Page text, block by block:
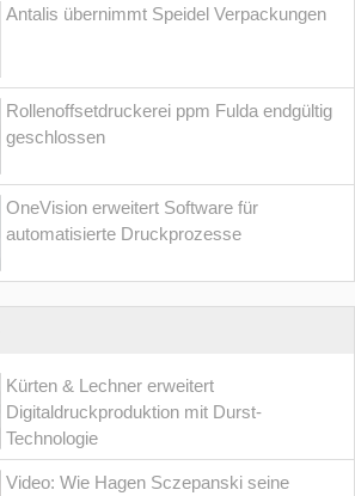
Antalis übernimmt Speidel Verpackungen
Rollenoffsetdruckerei ppm Fulda endgültig
geschlossen
OneVision erweitert Software für
automatisierte Druckprozesse
Kürten & Lechner erweitert
Digitaldruckproduktion mit Durst-
Technologie
Video: Wie Hagen Sczepanski seine